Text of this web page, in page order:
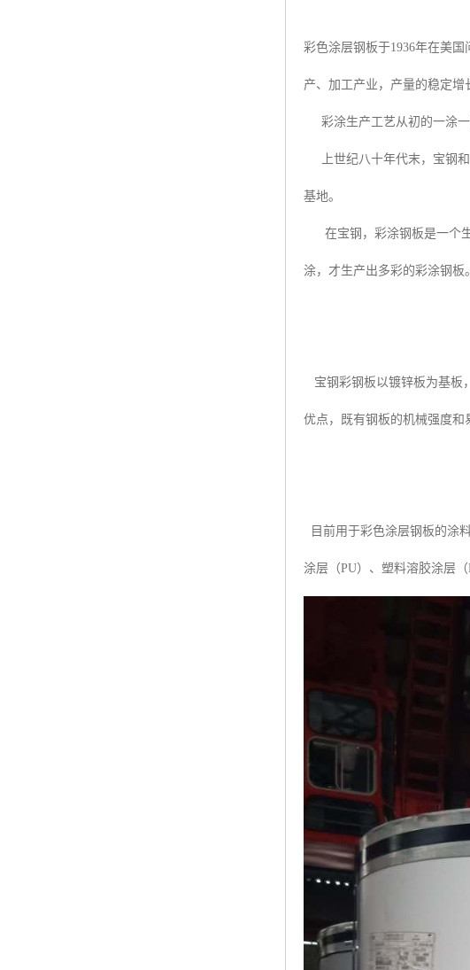
彩色涂层钢板于1936年在美
产、加工产业，产量的稳定增
彩涂生产工艺从初的一涂一
上世纪八十年代末，宝钢和
基地。
在宝钢，彩涂钢板是一个生
涂，才生产出多彩的彩涂钢板。
宝钢彩钢板以镀锌板为基板
优点，既有钢板的机械强度和
目前用于彩色涂层钢板的涂
涂层（PU）、塑料溶胶涂层（